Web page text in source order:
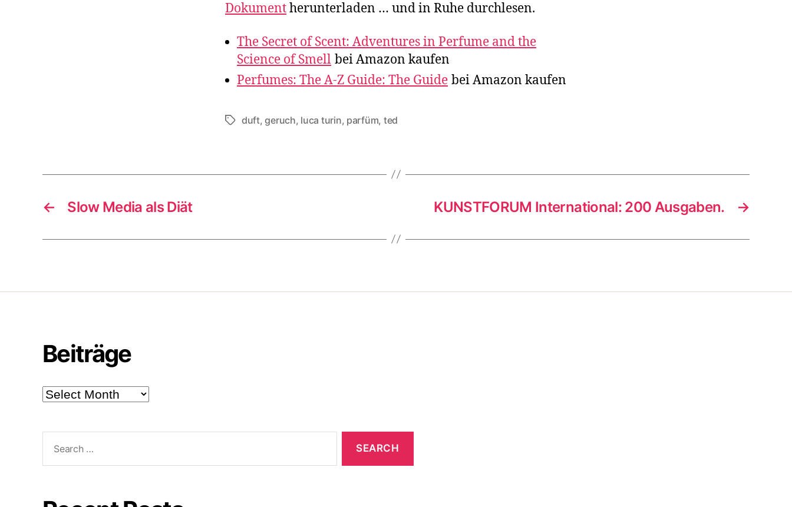
Dokumentherunterladen … und in Ruhe durchlesen.
The Secret of Scent: Adventures in Perfume and the
Science of Smell bei Amazon kaufen
Perfumes: The A-Z Guide: The Guide bei Amazon kaufen
Tagsduft,geruch, luca turin, parfüm, ted
← Slow Media als Diät →
KUNSTFORUM International: 200 Ausgaben.
Beiträge
Beiträge
for: